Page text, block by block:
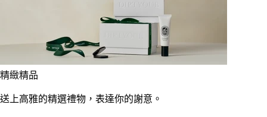
精緻精品
送上高雅的精選禮物，表達你的謝意。